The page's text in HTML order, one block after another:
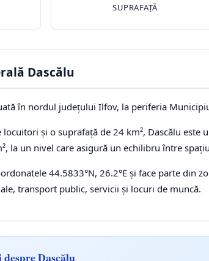
SUPRAFAȚĂ
Dascălu
în nordul județului Ilfov, la periferia
și o suprafață de 24 km², Dascălu
la un nivel care asigură un echilibru între
44.5833°N, 26.2°E și face parte
transport public, servicii și locuri de muncă.
Dascălu